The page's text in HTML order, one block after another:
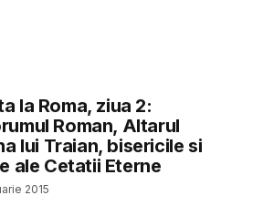
la Roma, ziua 2:
Roman, Altarul
lui Traian, bisericile si
ale Cetatii Eterne
2015